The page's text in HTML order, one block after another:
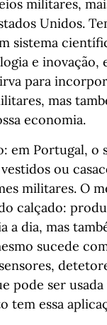
militares,
Unidos.
sistema
e inovação,
para
mas
economia.
em Portugal, o
ou
militares. O
calçado:
a dia, mas
sucede
pode ser
tem essa